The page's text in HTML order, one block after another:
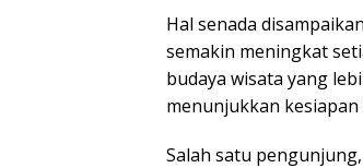
Hal senada
semakin meningkat
budaya wisata yang
menunjukkan
Salah satu